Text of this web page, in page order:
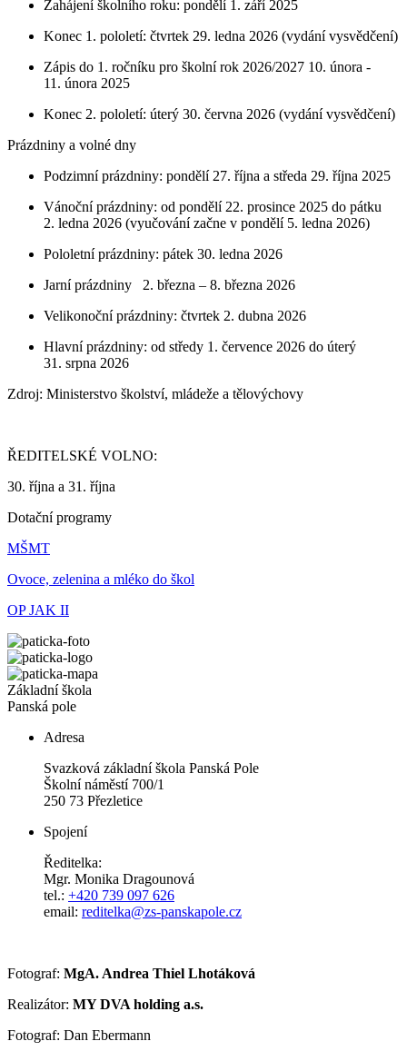
Zahájení školního roku: pondělí 1. září 2025
Konec 1. pololetí: čtvrtek 29. ledna 2026 (vydání vysvědčení)
Zápis do 1. ročníku pro školní rok 2026/2027 10. února -
11. února 2025
Konec 2. pololetí: úterý 30. června 2026 (vydání vysvědčení)
Prázdniny a volné dny
Podzimní prázdniny: pondělí 27. října a středa 29. října 2025
Vánoční prázdniny: od pondělí 22. prosince 2025 do pátku
2. ledna 2026 (vyučování začne v pondělí 5. ledna 2026)
Pololetní prázdniny: pátek 30. ledna 2026
Jarní prázdniny 2. března – 8. března 2026
Velikonoční prázdniny: čtvrtek 2. dubna 2026
Hlavní prázdniny: od středy 1. července 2026 do úterý
31. srpna 2026
Zdroj: Ministerstvo školství, mládeže a tělovýchovy
ŘEDITELSKÉ VOLNO:
30. října a 31. října
Dotační programy
MŠMT
Ovoce, zelenina a mléko do škol
OP JAK II
Základní škola
Panská pole
Adresa
Svazková základní škola Panská Pole
Školní náměstí 700/1
250 73 Přezletice
Spojení
Ředitelka:
Mgr. Monika Dragounová
tel.: +420 739 097 626
email: reditelka@zs-panskapole.cz
Fotograf: MgA. Andrea Thiel Lhotáková
Realizátor: MY DVA holding a.s.
Fotograf: Dan Ebermann